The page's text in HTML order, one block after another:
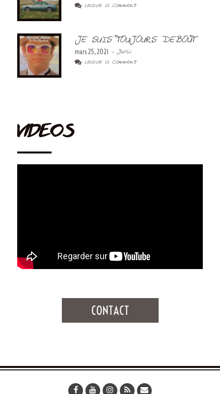
Leave a Comment
JE SUIS TOUJOURS DEBOUT
mars 25, 2021 - Juric
Leave a Comment
VIDEOS
CONTACT